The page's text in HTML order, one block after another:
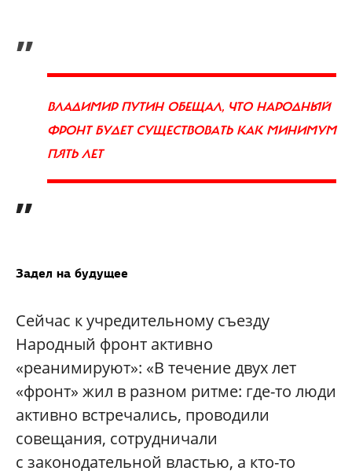
„
ВЛАДИМИР ПУТИН ОБЕЩАЛ, ЧТО НАРОДНЫЙ
ФРОНТ БУДЕТ СУЩЕСТВОВАТЬ КАК МИНИМУМ
ПЯТЬ ЛЕТ
”
Задел на будущее
Сейчас к учредительному съезду
Народный фронт активно
«реанимируют»: «В течение двух лет
«фронт» жил в разном ритме: где-то люди
активно встречались, проводили
совещания, сотрудничали
с законодательной властью, а кто-то